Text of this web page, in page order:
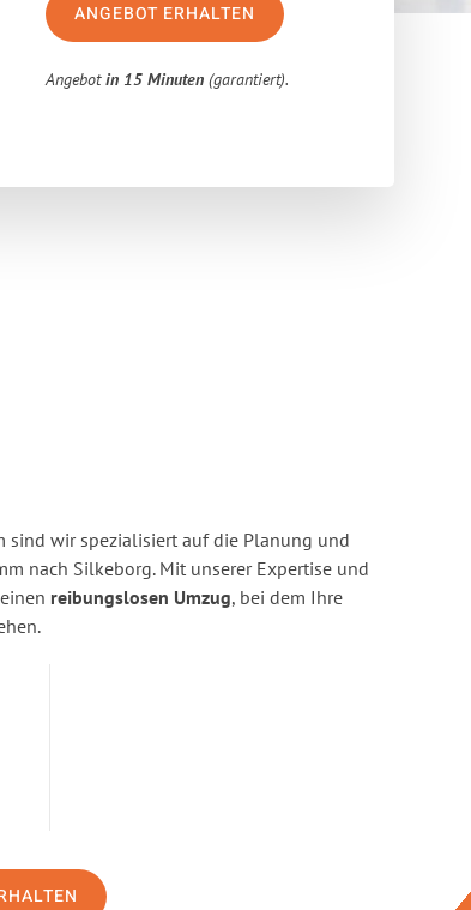
ANGEBOT ERHALTEN
Angebotin 15 Minuten (garantiert).
sind wir spezialisiert auf die Planung und
nach Silkeborg. Mit unserer Expertise und
reibungslosen Umzug, bei dem Ihre